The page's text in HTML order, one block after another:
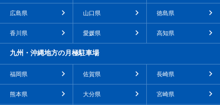
広島県 山口県 徳島県
香川県 愛媛県 高知県
九州・沖縄地方の月極駐車場
福岡県 佐賀県 長崎県
熊本県 大分県 宮崎県